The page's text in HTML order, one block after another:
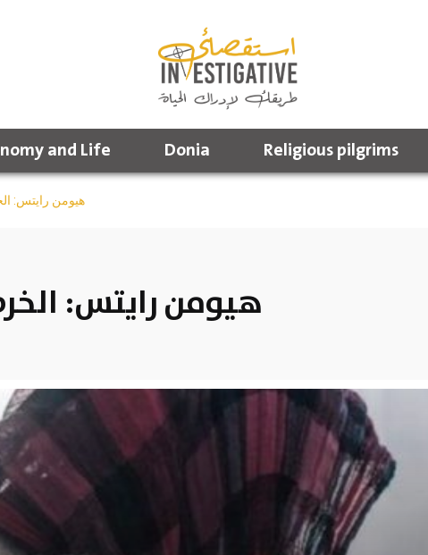
and Life Donia Religious pilgrims
هيومن رايتس:
هيومن رايتس: